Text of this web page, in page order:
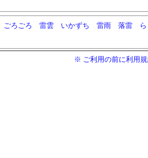
ごろごろ 雷雲 いかずち 雷雨 落雷
※ ご利用の前に利用規